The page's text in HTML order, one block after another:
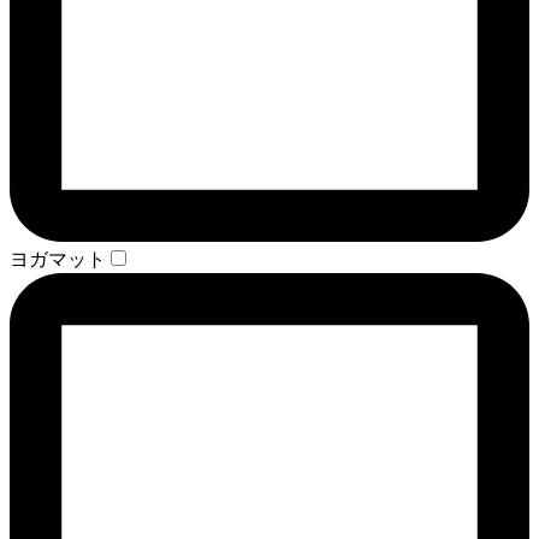
ヨガマット